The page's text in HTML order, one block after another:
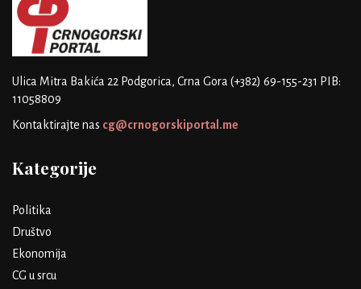
Ulica Mitra Bakića 22 Podgorica, Crna Gora (+382) 69-155-231 PIB:
11058809
Kontaktirajte nas cg@crnogorskiportal.me
Kategorije
Politika
Društvo
Ekonomija
CG u srcu